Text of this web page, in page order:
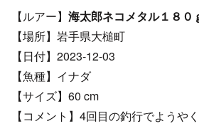
【ルアー】 海太郎ネコメタル１８０
【場所】岩手県大槌町
【日付】2023-12-03
【魚種】イナダ
【サイズ】60 cm
【コメント】4回目の釣行でようや